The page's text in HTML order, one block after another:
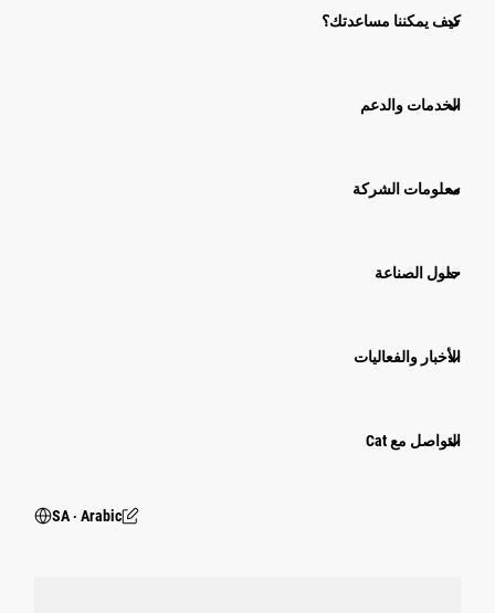
كيف يمكننا مساعدتك؟
الخدمات والدعم
معلومات الشركة
حلول الصناعة
الأخبار والفعاليات
التواصل مع Cat
SA ‧ Arabic